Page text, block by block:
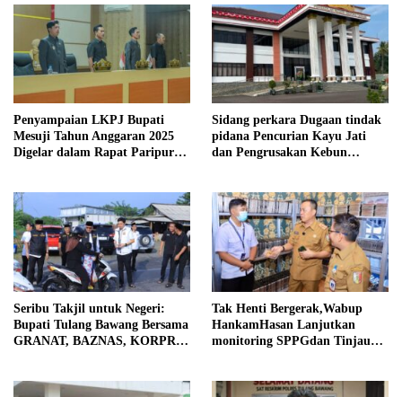
Penyampaian LKPJ Bupati
Mesuji Tahun Anggaran 2025
Digelar dalam Rapat Paripurna
Sidang perkara Dugaan tindak
pidana Pencurian Kayu Jati
dan Pengrusakan Kebun
Seribu Takjil untuk Negeri:
Bupati Tulang Bawang Bersama
GRANAT, BAZNAS, KORPRI
Tak Henti Bergerak,Wabup
HankamHasan Lanjutkan
monitoring SPPGdan Tinjau
Hankam